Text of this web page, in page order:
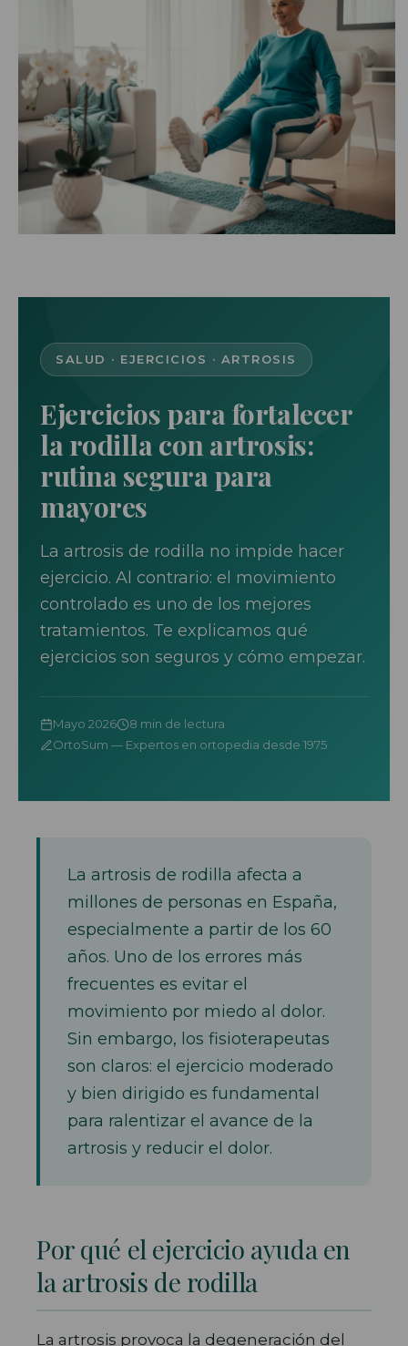
SALUD · EJERCICIOS · ARTROSIS
Ejercicios para fortalecer
la rodilla con artrosis:
rutina segura para
mayores
La artrosis de rodilla no impide hacer
ejercicio. Al contrario: el movimiento
controlado es uno de los mejores
tratamientos. Te explicamos qué
ejercicios son seguros y cómo empezar.
Mayo 2026
8 min de lectura
OrtoSum — Expertos en ortopedia desde 1975
La artrosis de rodilla afecta a
millones de personas en España,
especialmente a partir de los 60
años. Uno de los errores más
frecuentes es evitar el
movimiento por miedo al dolor.
Sin embargo, los fisioterapeutas
son claros: el ejercicio moderado
y bien dirigido es fundamental
para ralentizar el avance de la
artrosis y reducir el dolor.
Por qué el ejercicio ayuda en
la artrosis de rodilla
La artrosis provoca la degeneración del
Scooters
Sillas de ruedas
Sillas de ruedas eléctricas
Sistemas de sujeción